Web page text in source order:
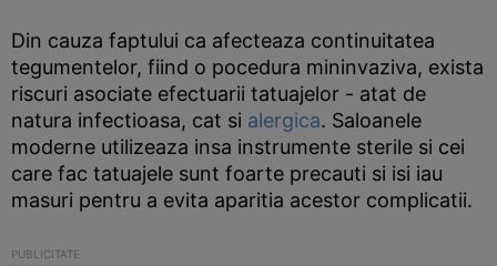
Din cauza faptului ca afecteaza continuitatea
tegumentelor, fiind o pocedura mininvaziva, exista
riscuri asociate efectuarii tatuajelor - atat de
natura infectioasa, cat si alergica. Saloanele
moderne utilizeaza insa instrumente sterile si cei
care fac tatuajele sunt foarte precauti si isi iau
masuri pentru a evita aparitia acestor complicatii.